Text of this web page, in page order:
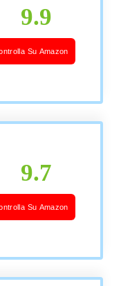
9.9
Su Amazon
9.7
Su Amazon